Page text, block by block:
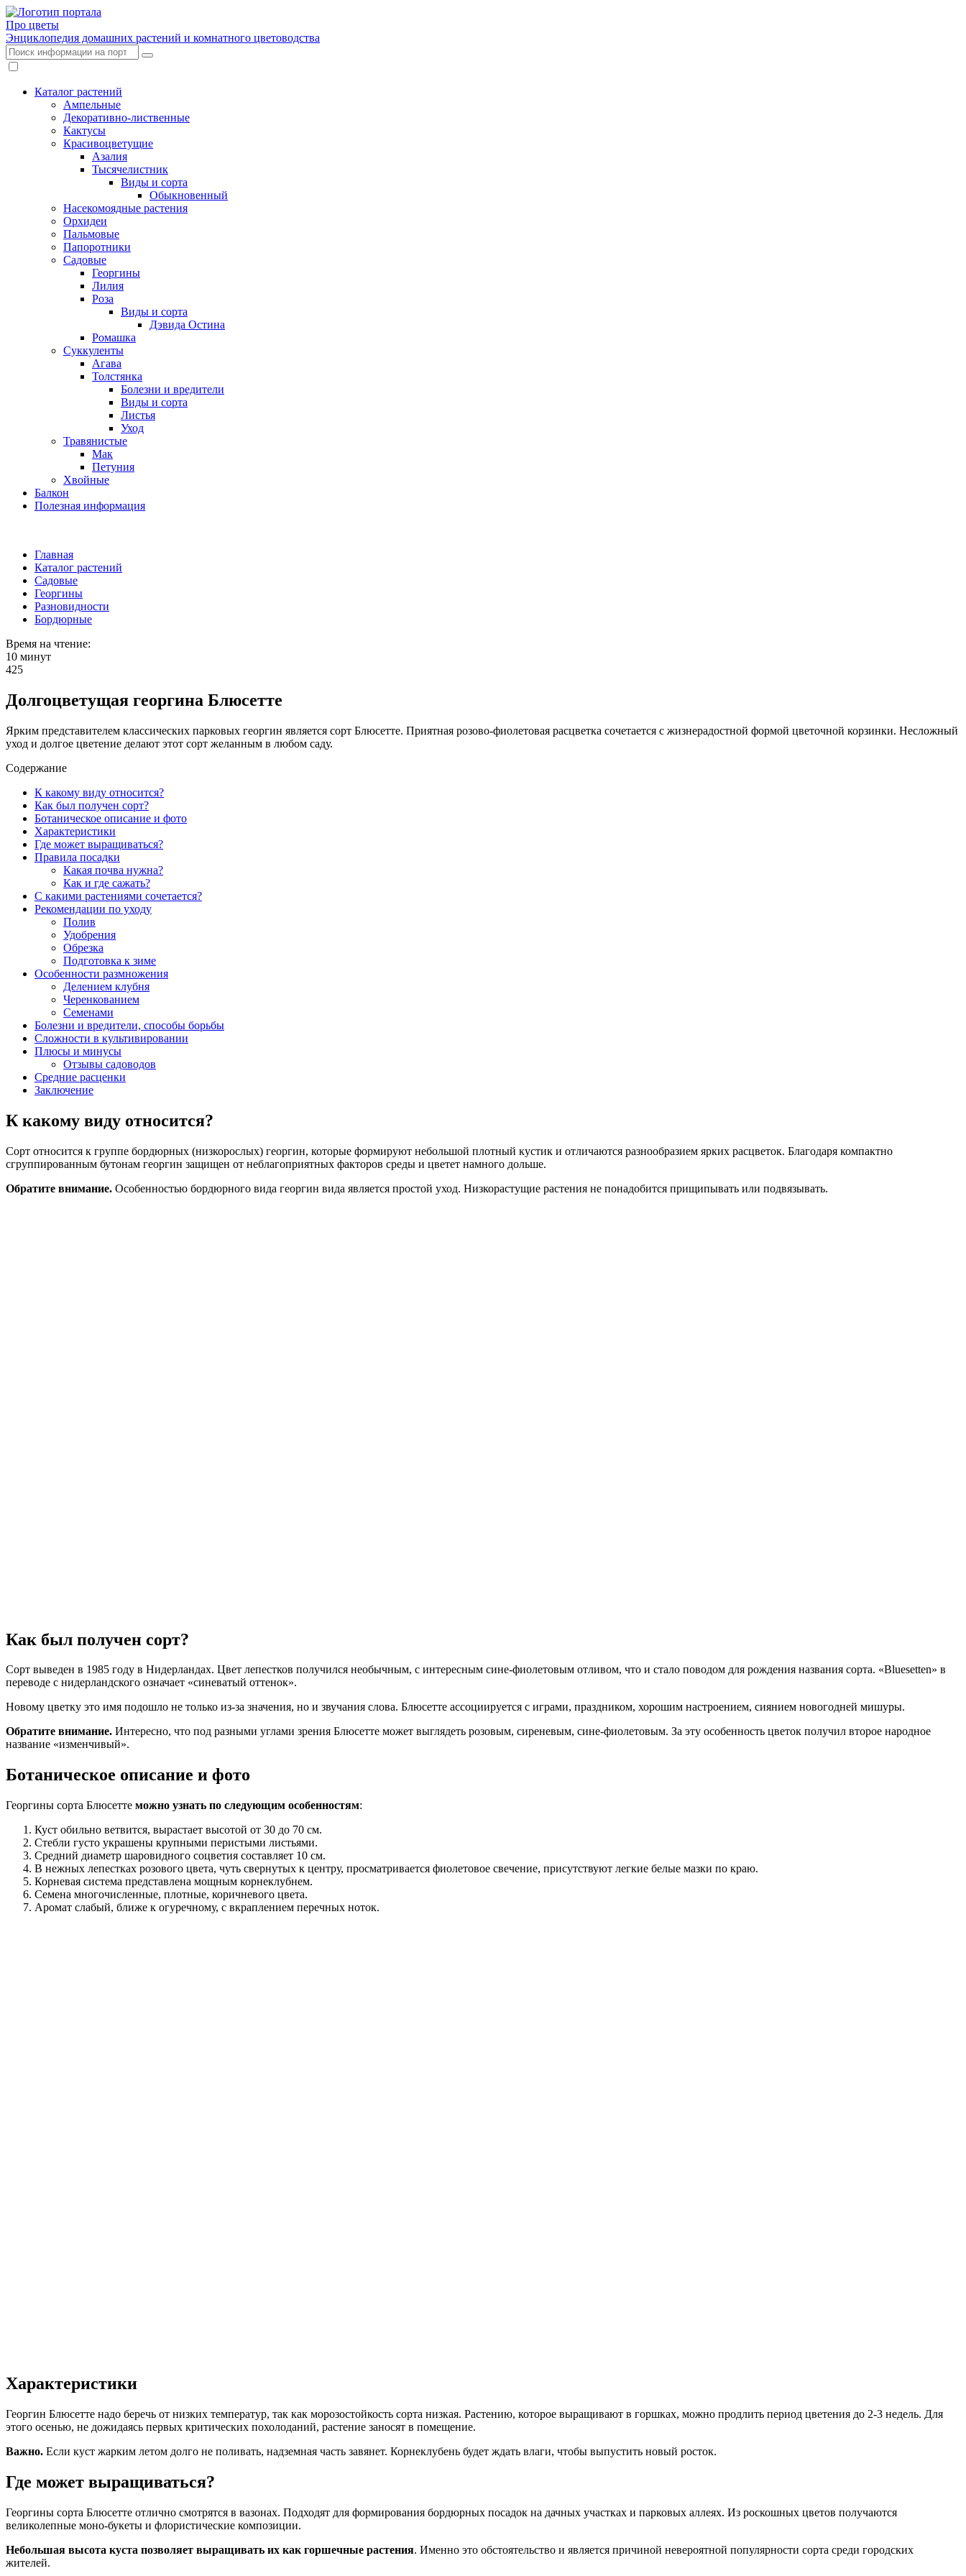
Про цветы
Энциклопедия домашних растений и комнатного цветоводства
Каталог растений
Ампельные
Декоративно-лиственные
Кактусы
Красивоцветущие
Азалия
Тысячелистник
Виды и сорта
Обыкновенный
Насекомоядные растения
Орхидеи
Пальмовые
Папоротники
Садовые
Георгины
Лилия
Роза
Виды и сорта
Дэвида Остина
Ромашка
Суккуленты
Агава
Толстянка
Болезни и вредители
Виды и сорта
Листья
Уход
Травянистые
Мак
Петуния
Хвойные
Балкон
Полезная информация
Главная
Каталог растений
Садовые
Георгины
Разновидности
Бордюрные
Время на чтение:
10 минут
425
Долгоцветущая георгина Блюсетте
Ярким представителем классических парковых георгин является сорт Блюсетте. Приятная розово-фиолетовая расцветка сочетается с жизнерадостной формой цветочной корзинки. Несложный
уход и долгое цветение делают этот сорт желанным в любом саду.
Содержание
К какому виду относится?
Как был получен сорт?
Ботаническое описание и фото
Характеристики
Где может выращиваться?
Правила посадки
Какая почва нужна?
Как и где сажать?
С какими растениями сочетается?
Рекомендации по уходу
Полив
Удобрения
Обрезка
Подготовка к зиме
Особенности размножения
Делением клубня
Черенкованием
Семенами
Болезни и вредители, способы борьбы
Сложности в культивировании
Плюсы и минусы
Отзывы садоводов
Средние расценки
Заключение
К какому виду относится?
Сорт относится к группе бордюрных (низкорослых) георгин, которые формируют небольшой плотный кустик и отличаются разнообразием ярких расцветок. Благодаря компактно
сгруппированным бутонам георгин защищен от неблагоприятных факторов среды и цветет намного дольше.
Обратите внимание. Особенностью бордюрного вида георгин вида является простой уход. Низкорастущие растения не понадобится прищипывать или подвязывать.
Как был получен сорт?
Сорт выведен в 1985 году в Нидерландах. Цвет лепестков получился необычным, с интересным сине-фиолетовым отливом, что и стало поводом для рождения названия сорта. «Bluesetten» в
переводе с нидерландского означает «синеватый оттенок».
Новому цветку это имя подошло не только из-за значения, но и звучания слова. Блюсетте ассоциируется с играми, праздником, хорошим настроением, сиянием новогодней мишуры.
Обратите внимание. Интересно, что под разными углами зрения Блюсетте может выглядеть розовым, сиреневым, сине-фиолетовым. За эту особенность цветок получил второе народное
название «изменчивый».
Ботаническое описание и фото
Георгины сорта Блюсетте можно узнать по следующим особенностям:
Куст обильно ветвится, вырастает высотой от 30 до 70 см.
Стебли густо украшены крупными перистыми листьями.
Средний диаметр шаровидного соцветия составляет 10 см.
В нежных лепестках розового цвета, чуть свернутых к центру, просматривается фиолетовое свечение, присутствуют легкие белые мазки по краю.
Корневая система представлена мощным корнеклубнем.
Семена многочисленные, плотные, коричневого цвета.
Аромат слабый, ближе к огуречному, с вкраплением перечных ноток.
Характеристики
Георгин Блюсетте надо беречь от низких температур, так как морозостойкость сорта низкая. Растению, которое выращивают в горшках, можно продлить период цветения до 2-3 недель. Для
этого осенью, не дожидаясь первых критических похолоданий, растение заносят в помещение.
Важно. Если куст жарким летом долго не поливать, надземная часть завянет. Корнеклубень будет ждать влаги, чтобы выпустить новый росток.
Где может выращиваться?
Георгины сорта Блюсетте отлично смотрятся в вазонах. Подходят для формирования бордюрных посадок на дачных участках и парковых аллеях. Из роскошных цветов получаются
великолепные моно-букеты и флористические композиции.
Небольшая высота куста позволяет выращивать их как горшечные растения. Именно это обстоятельство и является причиной невероятной популярности сорта среди городских
жителей.